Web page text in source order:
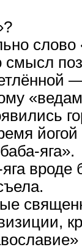
слово
яга».